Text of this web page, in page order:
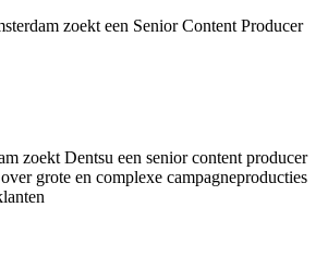
zoekt een Senior Content Producer
zoekt Dentsu een senior content producer
grote en complexe campagneproducties